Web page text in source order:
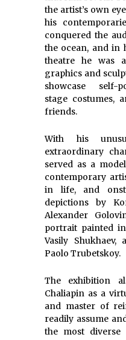
the artist’s own
his
conquered the
the ocean, and in
theatre he was
graphics and
showcase self-
stage costumes,
friends.
With his
extraordinary
served as a
contemporary
in life, and
depictions by
Alexander
portrait painted
Vasily
Paolo Trubetskoy.
The exhibition
Chaliapin as a
and master of
readily assume
the most diverse